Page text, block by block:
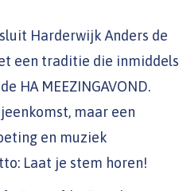
Harderwijk Anders de
een traditie die inmiddels
HA MEEZINGAVOND.
maar een
en muziek
Laat je stem horen!